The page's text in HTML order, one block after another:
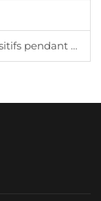
à l'Exposition